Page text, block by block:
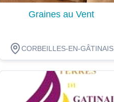
Graines au Vent
CORBEILLES-EN-GÂTINAIS
Dégustation